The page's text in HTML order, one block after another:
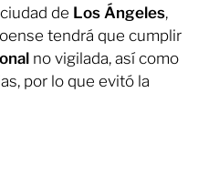
de Los Ángeles,
tendrá que cumplir
no vigilada, así como
por lo que evitó la